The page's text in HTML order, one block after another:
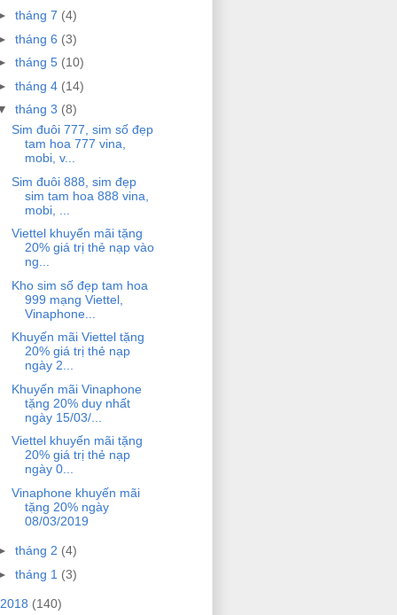
tháng 7 (4)
tháng 6 (3)
tháng 5 (10)
tháng 4 (14)
tháng 3 (8)
Sim đuôi 777, sim số đẹp
tam hoa 777 vina,
mobi, v...
Sim đuôi 888, sim đẹp
sim tam hoa 888 vina,
mobi, ...
Viettel khuyến mãi tặng
20% giá trị thẻ nạp vào
ng...
Kho sim số đẹp tam hoa
999 mạng Viettel,
Vinaphone...
Khuyến mãi Viettel tặng
20% giá trị thẻ nạp
ngày 2...
Khuyến mãi Vinaphone
tặng 20% duy nhất
ngày 15/03/...
Viettel khuyến mãi tặng
20% giá trị thẻ nạp
ngày 0...
Vinaphone khuyến mãi
tặng 20% ngày
08/03/2019
tháng 2 (4)
tháng 1 (3)
2018 (140)